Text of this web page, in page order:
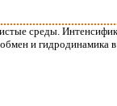
среды.
и гидродинамика в